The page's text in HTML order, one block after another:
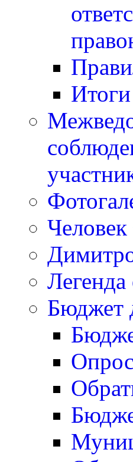
Человек
Бюджет
Опрос